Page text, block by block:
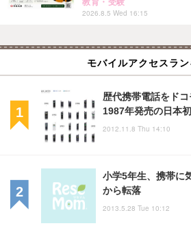
2026.8.5 Wed 16:15
モバイルアクセスラ
歴代携帯電話をドコ
1987年発売の日本
2012.11.8 Thu 14:10
小学5年生、携帯に
から転落
2013.5.28 Tue 10:12